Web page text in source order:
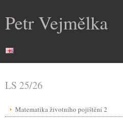
Petr Vejmělka
LS 25/26
Matematika životního pojištění 2